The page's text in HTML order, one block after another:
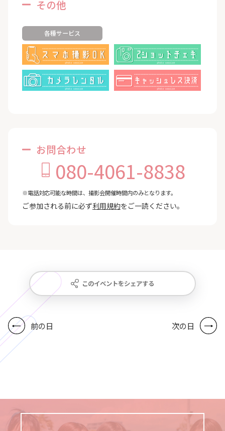
その他
各種サービス
お問合わせ
080-4061-8838
※電話対応可能な時間は、撮影会開催時間内のみとなります。
ご参加される前に必ず利用規約をご一読ください。
このイベントをシェアする
前の日 次の日